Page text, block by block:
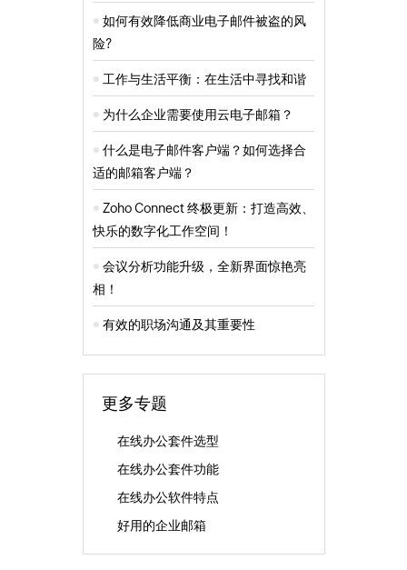
如何有效降低商业电子邮件被盗的风
险?
工作与生活平衡：在生活中寻找和谐
为什么企业需要使用云电子邮箱？
什么是电子邮件客户端？如何选择合
适的邮箱客户端？
Zoho Connect 终极更新：打造高效、
快乐的数字化工作空间！
会议分析功能升级，全新界面惊艳亮
相！
有效的职场沟通及其重要性
更多专题
在线办公套件选型
在线办公套件功能
在线办公软件特点
好用的企业邮箱